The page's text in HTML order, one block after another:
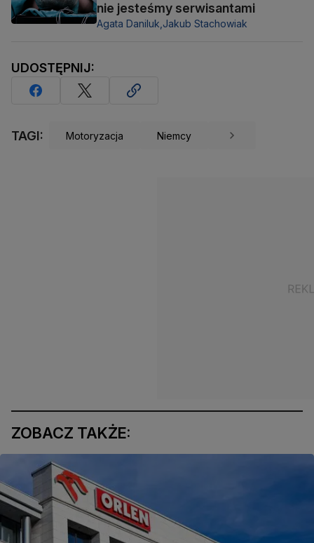
nie jesteśmy serwisantami
Agata Daniluk,Jakub Stachowiak
UDOSTĘPNIJ:
TAGI: Motoryzacja Niemcy
ZOBACZ TAKŻE: